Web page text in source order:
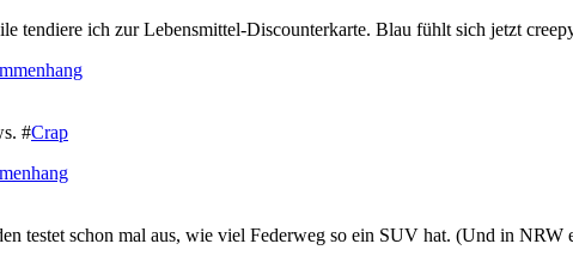
tendiere ich zur Lebensmittel-Discounterkarte. Blau fühlt sich jetzt
#Crap
testet schon mal aus, wie viel Federweg so ein SUV hat. (Und in NRW